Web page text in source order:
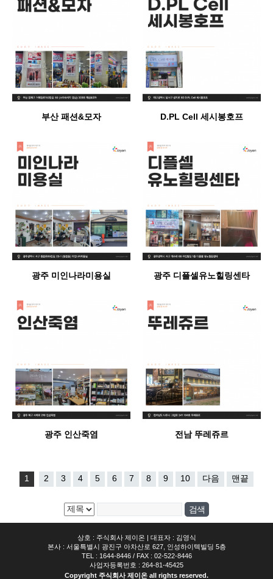
부산 패션&모자 D.PL Cell 세시봉호프
광주 미인나라미용실 광주 디플셀유노힐링센타
광주 인산죽염 전남 뚜레쥬르
1 2 3 4 5 6 7 8 9 10 다음 맨끝
상호 : 주식회사 제이온 | 대표자 : 김영식
본사 : 서울특별시 광진구 아차산로 627, 인성하이텍빌딩 5층
TEL : 1644-8446 / FAX : 02-522-8446
사업자등록번호 : 264-81-45425
Copyright 주식회사 제이온 all rights reserved.